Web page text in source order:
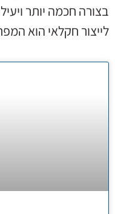
בצורה חכמה יותר
לייצור חקלאי הוא